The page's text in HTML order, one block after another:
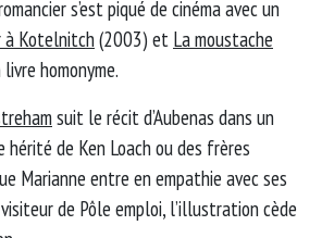
s’est piqué de cinéma avec un
à Kotelnitch(2003) et La moustache
homonyme.
suit le récit d’Aubenas dans un
hérité de Ken Loach ou des frères
Marianne entre en empathie avec ses
de Pôle emploi, l’illustration cède